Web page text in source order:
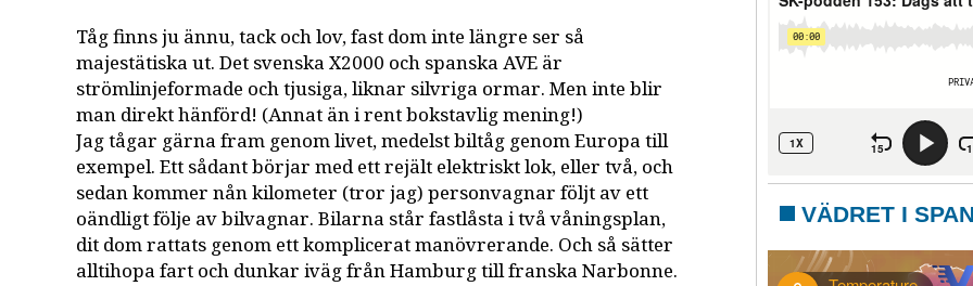
Tåg finns ju ännu, tack och lov, fast dom inte längre ser så
majestätiska ut. Det svenska X2000 och spanska AVE är
strömlinjeformade och tjusiga, liknar silvriga ormar. Men inte blir
man direkt hänförd! (Annat än i rent bokstavlig mening!)
Jag tågar gärna fram genom livet, medelst biltåg genom Europa till
exempel. Ett sådant börjar med ett rejält elektriskt lok, eller två, och
sedan kommer nån kilometer (tror jag) personvagnar följt av ett
oändligt följe av bilvagnar. Bilarna står fastlåsta i två våningsplan,
dit dom rattats genom ett komplicerat manövrerande. Och så sätter
alltihopa fart och dunkar iväg från Hamburg till franska Narbonne.
VÄDRET I